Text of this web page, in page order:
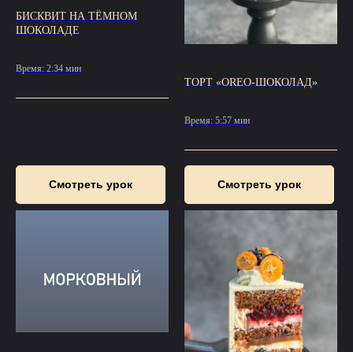
БИСКВИТ НА ТЁМНОМ
ШОКОЛАДЕ
Время: 2:34 мин
Смотреть урок
ТОРТ «OREO-ШОКОЛАД»
Время: 5:57 мин
Смотреть урок